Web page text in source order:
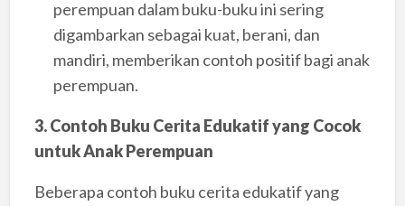
perempuan dalam buku-buku ini sering
digambarkan sebagai kuat, berani, dan
mandiri, memberikan contoh positif bagi anak
perempuan.
3. Contoh Buku Cerita Edukatif yang Cocok
untuk Anak Perempuan
Beberapa contoh buku cerita edukatif yang